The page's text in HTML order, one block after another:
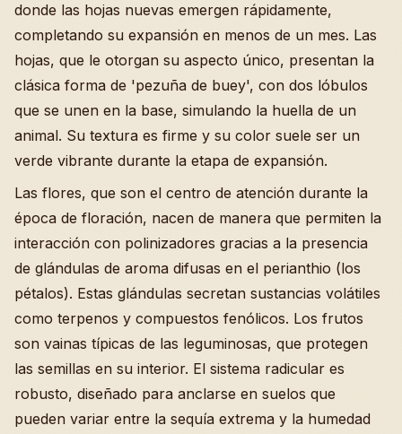
donde las hojas nuevas emergen rápidamente,
completando su expansión en menos de un mes. Las
hojas, que le otorgan su aspecto único, presentan la
clásica forma de 'pezuña de buey', con dos lóbulos
que se unen en la base, simulando la huella de un
animal. Su textura es firme y su color suele ser un
verde vibrante durante la etapa de expansión.
Las flores, que son el centro de atención durante la
época de floración, nacen de manera que permiten la
interacción con polinizadores gracias a la presencia
de glándulas de aroma difusas en el perianthio (los
pétalos). Estas glándulas secretan sustancias volátiles
como terpenos y compuestos fenólicos. Los frutos
son vainas típicas de las leguminosas, que protegen
las semillas en su interior. El sistema radicular es
robusto, diseñado para anclarse en suelos que
pueden variar entre la sequía extrema y la humedad